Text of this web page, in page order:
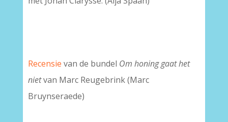
Recensie van de bundel Om honing gaat het
nietvan Marc Reugebrink (Marc
Bruynseraede)